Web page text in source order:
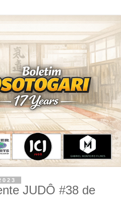
JUDÔ #38 de